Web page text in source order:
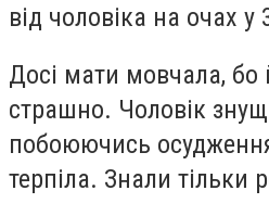
від чоловіка на очах у
Досі мати мовчала, бо
страшно. Чоловік
побоюючись
терпіла. Знали тільки